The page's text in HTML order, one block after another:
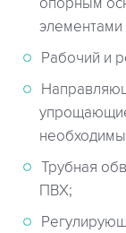
опорным
элементами
Рабочий и
упрощающие
Трубная
ПВХ;